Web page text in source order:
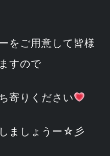
をご用意して皆様
すので
寄りください
ましょうー☆彡